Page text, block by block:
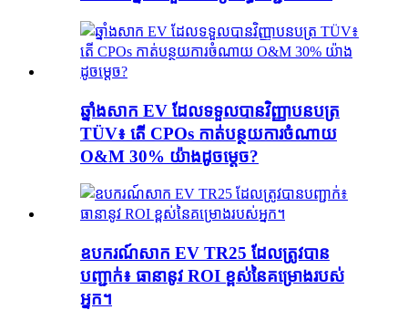
ឆ្នាំងសាក EV ដែលទទួលបានវិញ្ញាបនបត្រ
TÜV៖ តើ CPOs កាត់បន្ថយការចំណាយ
O&M 30% យ៉ាងដូចម្តេច?
ឧបករណ៍សាក EV TR25 ដែលត្រូវបាន
បញ្ជាក់៖ ធានានូវ ROI ខ្ពស់នៃគម្រោងរបស់
អ្នក។